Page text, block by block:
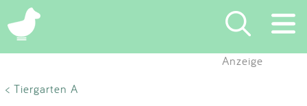
×
Anzeige
< Tiergarten A